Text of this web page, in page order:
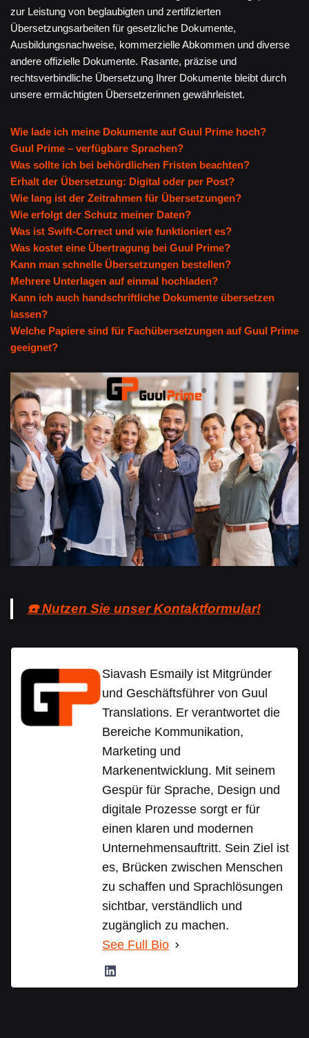
zur Leistung von beglaubigten und zertifizierten
Übersetzungsarbeiten für gesetzliche Dokumente,
Ausbildungsnachweise, kommerzielle Abkommen und diverse
andere offizielle Dokumente. Rasante, präzise und
rechtsverbindliche Übersetzung Ihrer Dokumente bleibt durch
unsere ermächtigten Übersetzerinnen gewährleistet.
Wie lade ich meine Dokumente auf Guul Prime hoch?
Guul Prime – verfügbare Sprachen?
Was sollte ich bei behördlichen Fristen beachten?
Erhalt der Übersetzung: Digital oder per Post?
Wie lang ist der Zeitrahmen für Übersetzungen?
Wie erfolgt der Schutz meiner Daten?
Was ist Swift-Correct und wie funktioniert es?
Was kostet eine Übertragung bei Guul Prime?
Kann man schnelle Übersetzungen bestellen?
Mehrere Unterlagen auf einmal hochladen?
Kann ich auch handschriftliche Dokumente übersetzen
lassen?
Welche Papiere sind für Fachübersetzungen auf Guul Prime
geeignet?
☎️ Nutzen Sie unser Kontaktformular!
Siavash Esmaily ist Mitgründer
und Geschäftsführer von Guul
Translations. Er verantwortet die
Bereiche Kommunikation,
Marketing und
Markenentwicklung. Mit seinem
Gespür für Sprache, Design und
digitale Prozesse sorgt er für
einen klaren und modernen
Unternehmensauftritt. Sein Ziel ist
es, Brücken zwischen Menschen
zu schaffen und Sprachlösungen
sichtbar, verständlich und
zugänglich zu machen.
See Full Bio